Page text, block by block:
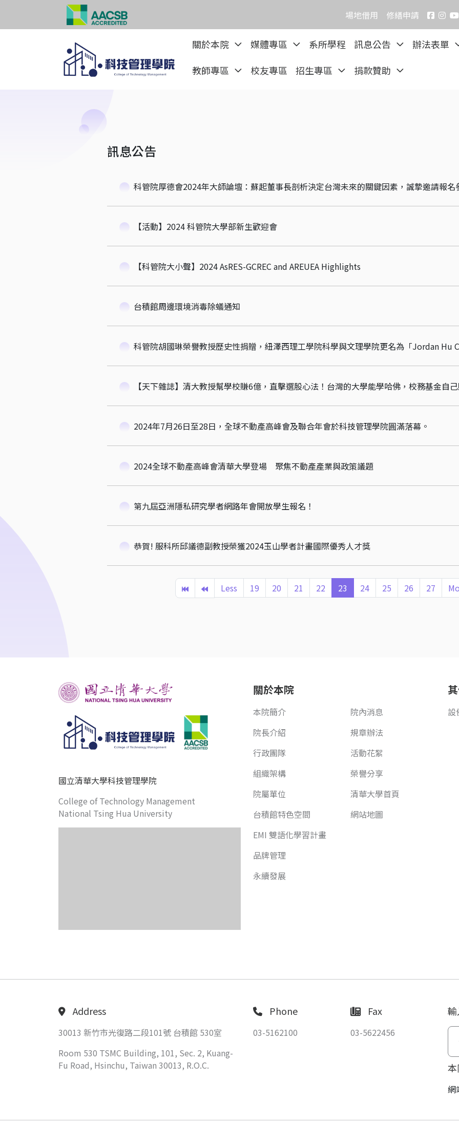
場地借用 修繕申請
關於本院 媒體專區 系所學程 訊息公告
辦法表單
教師專區
校友專區 招生專區 捐款贊助
訊息公告
科管院厚德會2024年大師論壇：蘇起董事長剖析決定台灣未來的關鍵因素，誠摯邀請報名
【活動】2024 科管院大學部新生歡迎會
【科管院大小聲】2024 AsRES-GCREC and AREUEA Highlights
台積館周邊環境消毒除蟻通知
【天下雜誌】清大教授幫學校賺6億，直擊選股心法！台灣的大學能學哈佛，校務基金自
2024年7月26日至28日，全球不動產高峰會及聯合年會於科技管理學院圓滿落幕。
2024全球不動產高峰會清華大學登場 聚焦不動產產業與政策議題
第九屆亞洲隱私研究學者網路年會開放學生報名！
恭賀! 服科所邱議德副教授榮獲2024玉山學者計畫國際優秀人才獎
Less 19 20 21 22 23 24 25 26 27
國立清華大學科技管理學院
College of Technology Management
National Tsing Hua University
關於本院
本院簡介
院長介紹
行政團隊
組織架構
院屬單位
台積館特色空間
EMI 雙語化學習計畫
品牌管理
永續發展
院內消息
規章辦法
活動花絮
榮譽分享
清華大學首頁
網站地圖
設
Address
30013 新竹市光復路二段101號 台積館 530室
Room 530 TSMC Building, 101, Sec. 2, Kuang-
Fu Road, Hsinchu, Taiwan 30013, R.O.C.
Phone
03-5162100
Fax
03-5622456
網